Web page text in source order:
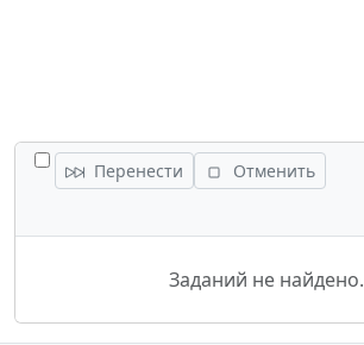
ПЕРЕКЛЮЧИТЬ ВСЕ ЗАДАНИЯ
Перенести
Отменить
Заданий не найдено.